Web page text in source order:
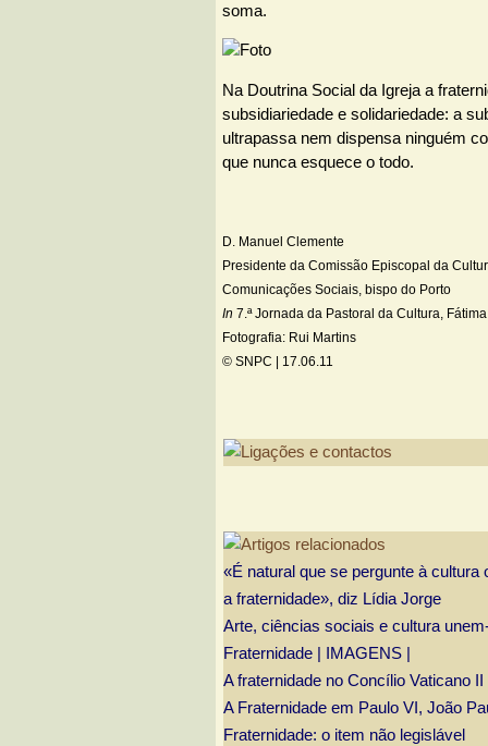
soma.
Na Doutrina Social da Igreja a
subsidiariedade e solidariedade: a
ultrapassa nem dispensa ninguém
que nunca esquece o todo.
D. Manuel Clemente
Presidente da Comissão Episcopal da
Comunicações Sociais, bispo do Porto
In 7.ª Jornada da Pastoral da Cultura,
Fotografia: Rui Martins
© SNPC | 17.06.11
«É natural que se pergunte à cultura
a fraternidade», diz Lídia Jorge
Arte, ciências sociais e cultura
Fraternidade | IMAGENS |
A fraternidade no Concílio Vaticano II
A Fraternidade em Paulo VI, João
Fraternidade: o item não legislável